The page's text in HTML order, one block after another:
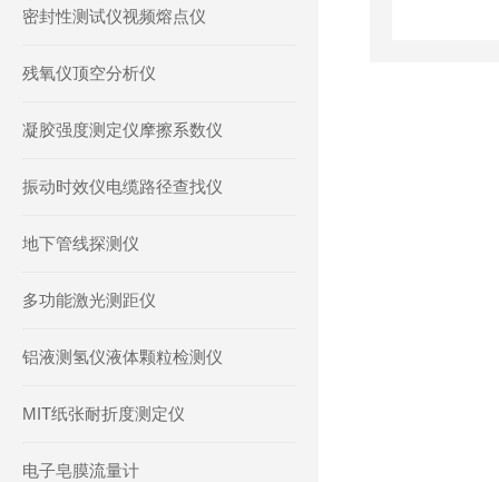
密封性测试仪视频熔点仪
残氧仪顶空分析仪
凝胶强度测定仪摩擦系数仪
振动时效仪电缆路径查找仪
地下管线探测仪
多功能激光测距仪
铝液测氢仪液体颗粒检测仪
MIT纸张耐折度测定仪
电子皂膜流量计